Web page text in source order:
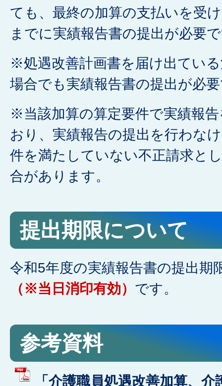
ても、最終の加算の支払いを受
までに実績報告書の提出が必要
※処遇改善計画書を届け出てい
場合でも実績報告書の提出が必
※当該加算の算定要件で実績報
おり、実績報告の提出を行わな
件を満たしていない不正請求と
合があります。
提出期限について
令和5年度の実績報告書の提出期
（※当日消印有効） です。
参考資料
「介護職員処遇改善加算、